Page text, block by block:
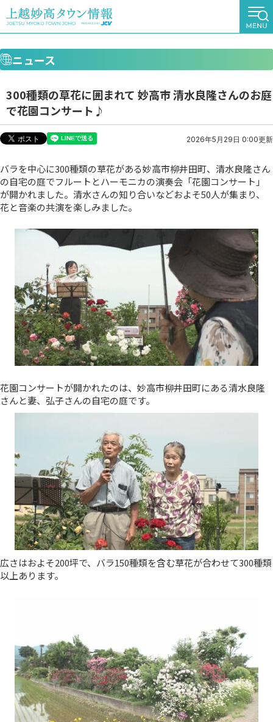
ニュース
300種類の草花に囲まれて 妙高市 清水良隆さんのお庭
で花園コンサート♪
2026年5月29日 0:00更新
バラを中心に300種類の草花がある妙高市柳井田町、清水良隆さん
の自宅の庭でフルートとハーモニカの演奏会「花園コンサート」
が開かれました。清水さんの知り合いなどおよそ50人が集まり、
花と音楽の共演を楽しみました。
花園コンサートが開かれたのは、妙高市柳井田町にある清水良隆
さんと妻、弘子さんの自宅の庭です。
広さはおよそ200坪で、バラ150種類を含む草花が合わせて300種類
以上あります。